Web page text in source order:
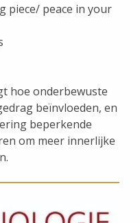
piece/ peace in your
hoe onderbewuste
beïnvloeden, en
beperkende
om meer innerlijke